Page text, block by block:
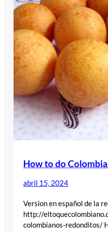
How to do
abril 15, 2024
Version en español de la
http://
colombianos-redonditos/